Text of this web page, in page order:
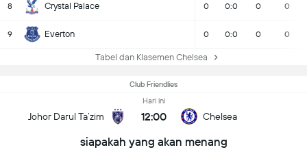
8 Crystal Palace 0 0:0 0 0
9 Everton 0 0:0 0 0
Tabel dan Klasemen Chelsea
Club Friendlies
Johor Darul Ta’zim
Hari ini
12:00 Chelsea
siapakah yang akan menang